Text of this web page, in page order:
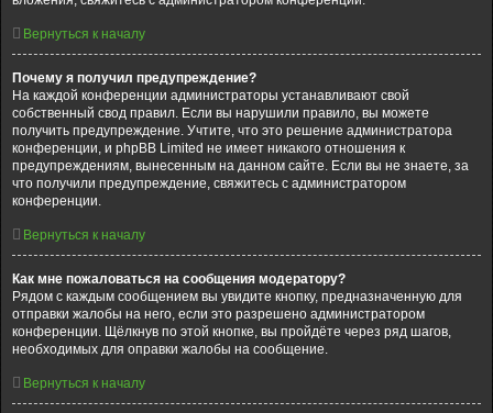
Вернуться к началу
Почему я получил предупреждение?
На каждой конференции администраторы устанавливают свой
собственный свод правил. Если вы нарушили правило, вы можете
получить предупреждение. Учтите, что это решение администратора
конференции, и phpBB Limited не имеет никакого отношения к
предупреждениям, вынесенным на данном сайте. Если вы не знаете, за
что получили предупреждение, свяжитесь с администратором
конференции.
Вернуться к началу
Как мне пожаловаться на сообщения модератору?
Рядом с каждым сообщением вы увидите кнопку, предназначенную для
отправки жалобы на него, если это разрешено администратором
конференции. Щёлкнув по этой кнопке, вы пройдёте через ряд шагов,
необходимых для оправки жалобы на сообщение.
Вернуться к началу